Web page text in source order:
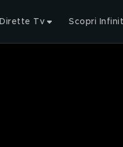
Dirette Tv Scopri